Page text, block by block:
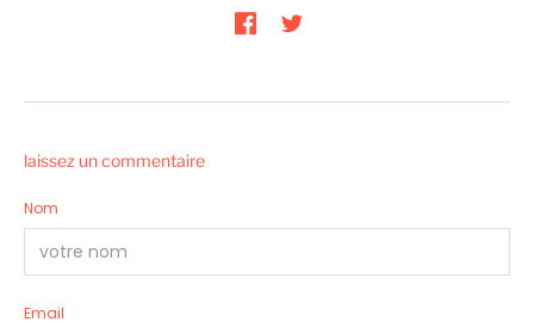
laissez un commentaire
Nom
Email